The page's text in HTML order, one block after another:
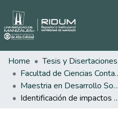
Home
Tesis y Disertaciones
Facultad de Ciencias
Maestria en Desarrollo Sostenible y Medio Ambiente
Identificación de impactos generados en la flora terrestre por la implementación de